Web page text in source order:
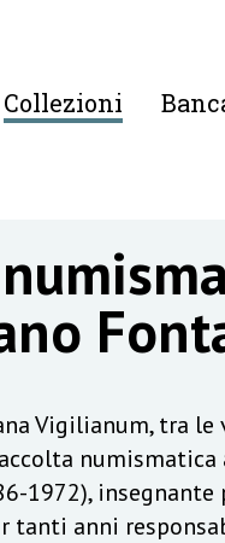
Collezioni
Vigilianum, tra
1972),
tanti anni